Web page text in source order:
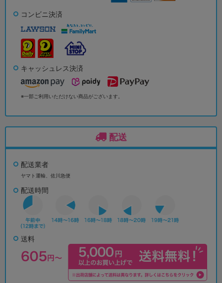
コンビニ決済
キャッシュレス決済
※一部ご利用いただけない商品がございます。
配送
配送業者
ヤマト運輸、佐川急便
配送時間
送料